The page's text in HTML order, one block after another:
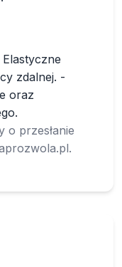
zdalnej. -
oraz
o przesłanie
.